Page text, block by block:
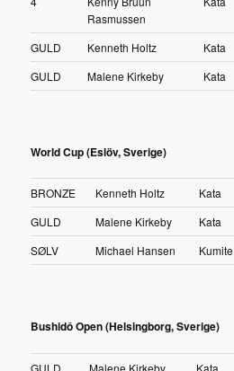
Rasmussen
GULD Kenneth Holtz Kata
GULD
Malene Kirkeby Kata
World Cup (Eslöv, Sverige)
BRONZE Kenneth Holtz Kata
GULD
Malene Kirkeby Kata
SØLV
Michael Hansen Kumite
Bushidô Open (Helsingborg, Sverige)
GULD Malene Kirkeby Kata